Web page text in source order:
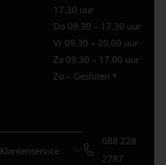
17.30 uur
Do 09.30 – 17.30 uur
Vr 09.30 – 20.00 uur
Za 09.30 – 17.00 uur
Zo – Gesloten *
Klantenservice
088 228
2787